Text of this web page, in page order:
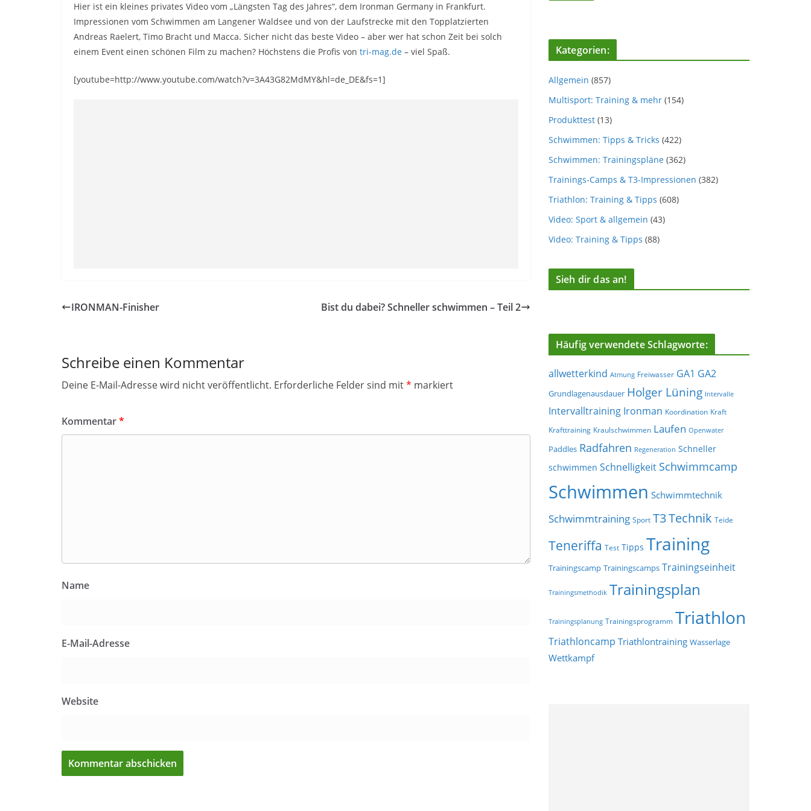
Hier ist ein kleines privates Video vom „Längsten Tag des Jahres“, dem Ironman Germany in Frankfurt.
Impressionen vom Schwimmen am Langener Waldsee und von der Laufstrecke mit den Topplatzierten
Andreas Raelert, Timo Bracht und Macca. Sicher nicht das beste Video – aber wer hat schon Zeit bei solch
einem Event einen schönen Film zu machen? Höchstens die Profis von tri-mag.de – viel Spaß.
[youtube=http://www.youtube.com/watch?v=3A43G82MdMY&hl=de_DE&fs=1]
IRONMAN-Finisher Bist du dabei? Schneller schwimmen – Teil 2
Schreibe einen Kommentar
Deine E-Mail-Adresse wird nicht veröffentlicht. Erforderliche Felder sind mit* markiert
Kommentar*
Name
E-Mail-Adresse
Website
Kategorien:
Allgemein (857)
Multisport: Training & mehr (154)
Produkttest (13)
Schwimmen: Tipps & Tricks (422)
Schwimmen: Trainingspläne (362)
Trainings-Camps & T3-Impressionen (382)
Triathlon: Training & Tipps (608)
Video: Sport & allgemein (43)
Video: Training & Tipps (88)
Sieh dir das an!
Häufig verwendete Schlagworte:
allwetterkind Atmung Freiwasser GA1 GA2
Grundlagenausdauer Holger Lüning Intervalle
Intervalltraining Ironman Koordination Kraft
Krafttraining Kraulschwimmen Laufen Openwater
Paddles Radfahren Regeneration Schneller
schwimmen Schnelligkeit Schwimmcamp
Schwimmen Schwimmtechnik
Schwimmtraining Sport T3Technik Teide
Teneriffa Test Tipps Training
Trainingscamp Trainingscamps Trainingseinheit
Trainingsmethodik Trainingsplan
Trainingsplanung Trainingsprogramm Triathlon
Triathloncamp Triathlontraining Wasserlage
Wettkampf